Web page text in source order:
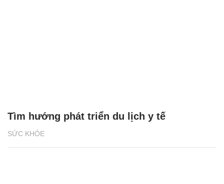
SỨC KHỎE
Tìm hướng phát triển du lịch y tế